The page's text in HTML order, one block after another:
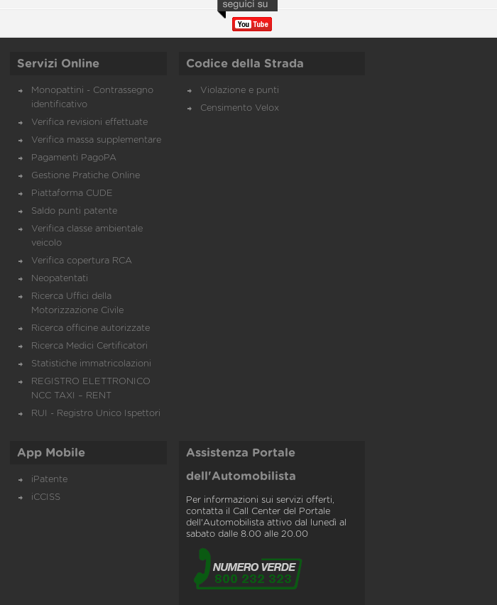
Servizi Online
Monopattini - Contrassegno
identificativo
Verifica revisioni effettuate
Verifica massa supplementare
Pagamenti PagoPA
Gestione Pratiche Online
Piattaforma CUDE
Saldo punti patente
Verifica classe ambientale
veicolo
Verifica copertura RCA
Neopatentati
Ricerca Uffici della
Motorizzazione Civile
Ricerca officine autorizzate
Ricerca Medici Certificatori
Statistiche immatricolazioni
REGISTRO ELETTRONICO
NCC TAXI – RENT
RUI - Registro Unico Ispettori
Codice della Strada
Violazione e punti
Censimento Velox
App Mobile
iPatente
iCCISS
Assistenza Portale
dell'Automobilista
Per informazioni sui servizi offerti,
contatta il Call Center del Portale
dell'Automobilista attivo dal lunedì al
sabato dalle 8.00 alle 20.00